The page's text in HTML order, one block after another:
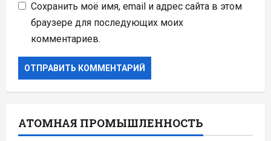
Сохранить моё имя, email и адрес сайта в этом
браузере для последующих моих
комментариев.
АТОМНАЯ ПРОМЫШЛЕННОСТЬ